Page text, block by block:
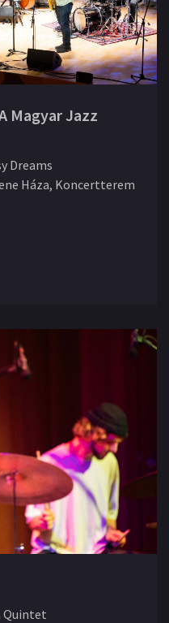
Magyar Jazz
Dreams
Háza, Koncertterem
Quintet